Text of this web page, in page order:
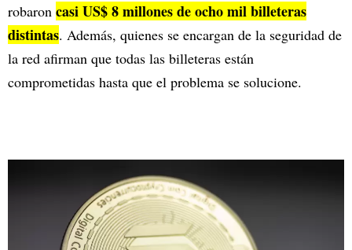
robaron casi US$ 8 millones de ocho mil billeteras
distintas. Además, quienes se encargan de la seguridad de
la red afirman que todas las billeteras están
comprometidas hasta que el problema se solucione.